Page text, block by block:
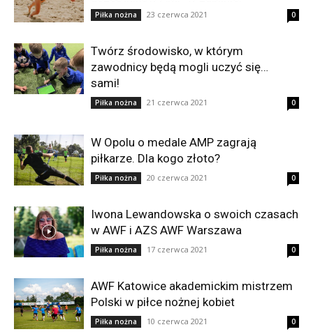
Piłka nożna 23 czerwca 2021 0
Twórz środowisko, w którym
zawodnicy będą mogli uczyć się…
sami!
Piłka nożna 21 czerwca 2021 0
W Opolu o medale AMP zagrają
piłkarze. Dla kogo złoto?
Piłka nożna 20 czerwca 2021 0
Iwona Lewandowska o swoich czasach
w AWF i AZS AWF Warszawa
Piłka nożna 17 czerwca 2021 0
AWF Katowice akademickim mistrzem
Polski w piłce nożnej kobiet
Piłka nożna 10 czerwca 2021 0